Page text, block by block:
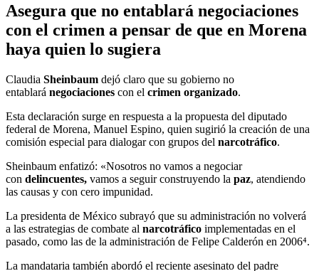
Asegura que no entablará negociaciones
con el crimen a pensar de que en Morena
haya quien lo sugiera
Claudia Sheinbaum dejó claro que su gobierno no
entablará negociaciones con el crimen organizado.
Esta declaración surge en respuesta a la propuesta del diputado
federal de Morena, Manuel Espino, quien sugirió la creación de una
comisión especial para dialogar con grupos del narcotráfico.
Sheinbaum enfatizó: «Nosotros no vamos a negociar
con delincuentes, vamos a seguir construyendo la paz, atendiendo
las causas y con cero impunidad.
La presidenta de México subrayó que su administración no volverá
a las estrategias de combate al narcotráfico implementadas en el
pasado, como las de la administración de Felipe Calderón en 2006⁴.
La mandataria también abordó el reciente asesinato del padre